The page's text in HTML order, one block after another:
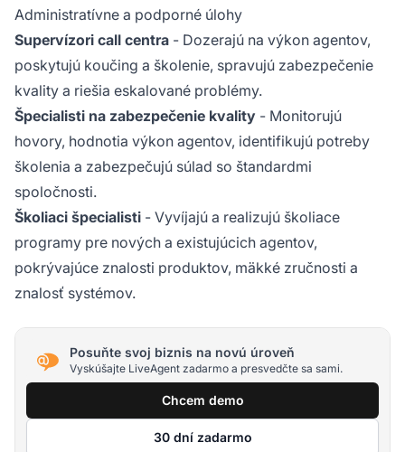
Administratívne a podporné úlohy
Supervízori call centra - Dozerajú na výkon agentov,
poskytujú koučing a školenie, spravujú zabezpečenie
kvality a riešia eskalované problémy.
Špecialisti na zabezpečenie kvality - Monitorujú
hovory, hodnotia výkon agentov, identifikujú potreby
školenia a zabezpečujú súlad so štandardmi
spoločnosti.
Školiaci špecialisti - Vyvíjajú a realizujú školiace
programy pre nových a existujúcich agentov,
pokrývajúce znalosti produktov, mäkké zručnosti a
znalosť systémov.
Posuňte svoj biznis na novú úroveň
Vyskúšajte LiveAgent zadarmo a presvedčte sa sami.
Chcem demo
30 dní zadarmo